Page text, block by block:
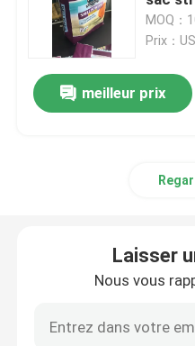
Sacs en papier de
Sacs enormes de ciment
Sacs de empaquetage
Sac de emballage
MOQ：
Prix：
meilleur prix
Laisser
Nous vous